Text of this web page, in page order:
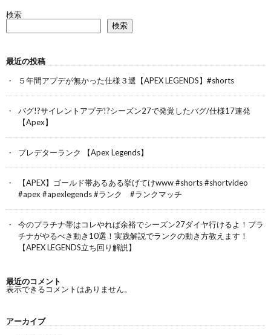
検索
検索
最近の投稿
５年間アプデが無かった仕様３選【APEX LEGENDS】#shorts
バグ!?サイレントアプデ!?シーズン27で発覚したバグ/仕様17連発
【Apex】
プレデターランク 【Apex Legends】
【APEX】ゴールド帯あるある挙げてけwww #shorts #shortvideo
#apex #apexlegends #ランク #ランクマッチ
今のプラチナ帯はコレやれば余裕でシーズン27ダイヤ行けるよ！プラ
チナがやるべき動き10選！実践解説でランクの動き方教えます！
【APEX LEGENDS立ち回り解説】
最近のコメント
表示できるコメントはありません。
アーカイブ